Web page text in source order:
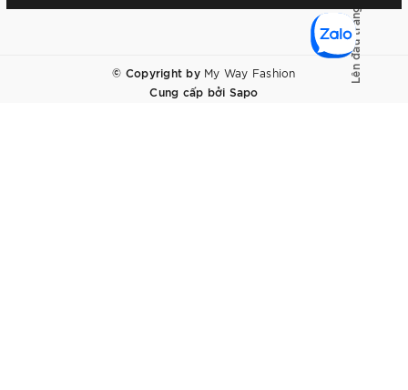
© Copyright by My Way Fashion
Cung cấp bởi Sapo
Lên đầu trang